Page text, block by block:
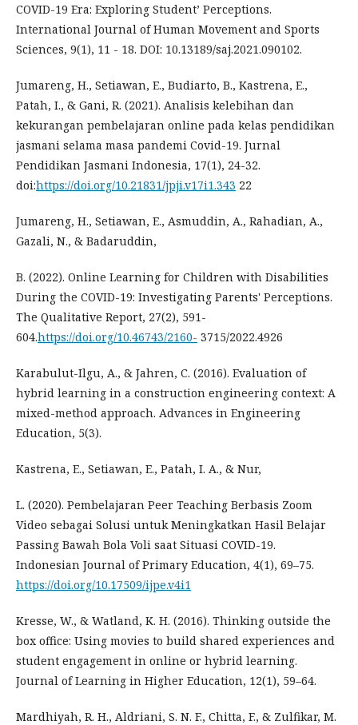
COVID-19 Era: Exploring Student’ Perceptions.
International Journal of Human Movement and Sports
Sciences, 9(1), 11 - 18. DOI: 10.13189/saj.2021.090102.
Jumareng, H., Setiawan, E., Budiarto, B., Kastrena, E.,
Patah, I., & Gani, R. (2021). Analisis kelebihan dan
kekurangan pembelajaran online pada kelas pendidikan
jasmani selama masa pandemi Covid-19. Jurnal
Pendidikan Jasmani Indonesia, 17(1), 24-32.
doi:https://doi.org/10.21831/jpji.v17i1.343 22
Jumareng, H., Setiawan, E., Asmuddin, A., Rahadian, A.,
Gazali, N., & Badaruddin,
B. (2022). Online Learning for Children with Disabilities
During the COVID-19: Investigating Parents' Perceptions.
The Qualitative Report, 27(2), 591-
604.https://doi.org/10.46743/2160- 3715/2022.4926
Karabulut-Ilgu, A., & Jahren, C. (2016). Evaluation of
hybrid learning in a construction engineering context: A
mixed-method approach. Advances in Engineering
Education, 5(3).
Kastrena, E., Setiawan, E., Patah, I. A., & Nur,
L. (2020). Pembelajaran Peer Teaching Berbasis Zoom
Video sebagai Solusi untuk Meningkatkan Hasil Belajar
Passing Bawah Bola Voli saat Situasi COVID-19.
Indonesian Journal of Primary Education, 4(1), 69–75.
https://doi.org/10.17509/ijpe.v4i1
Kresse, W., & Watland, K. H. (2016). Thinking outside the
box office: Using movies to build shared experiences and
student engagement in online or hybrid learning.
Journal of Learning in Higher Education, 12(1), 59–64.
Mardhiyah, R. H., Aldriani, S. N. F., Chitta, F., & Zulfikar, M.